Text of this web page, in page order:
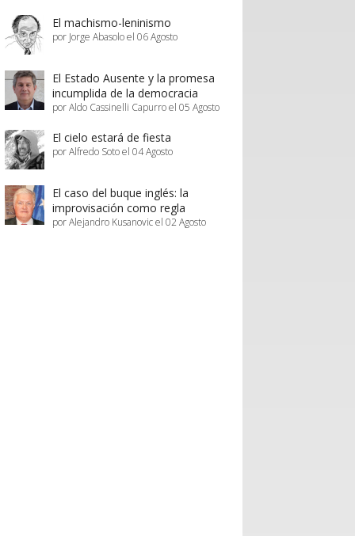
El machismo-leninismo
por Jorge Abasolo el 06 Agosto
El Estado Ausente y la promesa
incumplida de la democracia
por Aldo Cassinelli Capurro el 05 Agosto
El cielo estará de fiesta
por Alfredo Soto el 04 Agosto
El caso del buque inglés: la
improvisación como regla
por Alejandro Kusanovic el 02 Agosto